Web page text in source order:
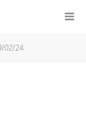
02/24